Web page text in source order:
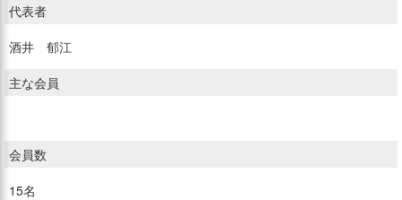
代表者
酒井 郁江
主な会員
会員数
15名